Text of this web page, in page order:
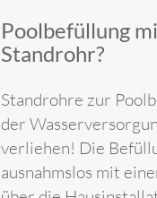
Poolbefüllung
Standrohr?
Standrohre zur
der
verliehen! Die
ausnahmslos mit